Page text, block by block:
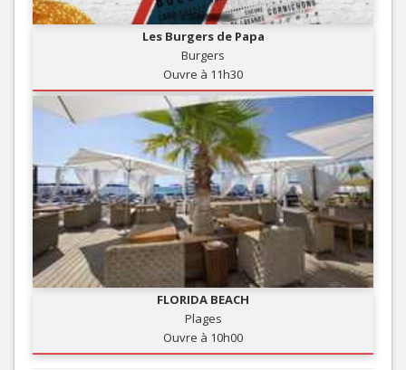
Les Burgers de Papa
Burgers
Ouvre à 11h30
FLORIDA BEACH
Plages
Ouvre à 10h00